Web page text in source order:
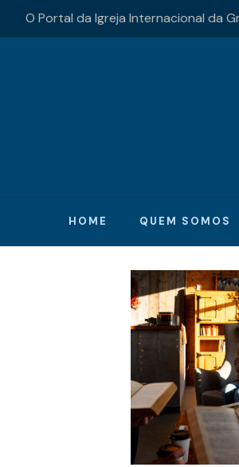
O Portal da Igreja Internacional da
HOME QUEM SOMOS